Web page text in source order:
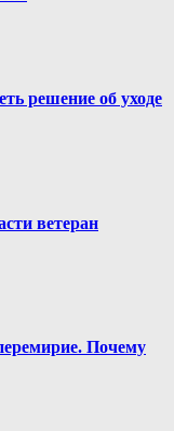
решение об уходе
ветеран
Почему